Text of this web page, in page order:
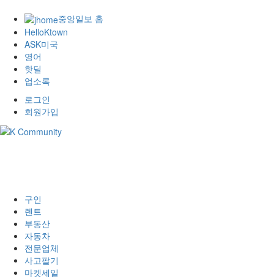
중앙일보 홈
HelloKtown
ASK미국
영어
핫딜
업소록
로그인
회원가입
구인
렌트
부동산
자동차
전문업체
사고팔기
마켓세일